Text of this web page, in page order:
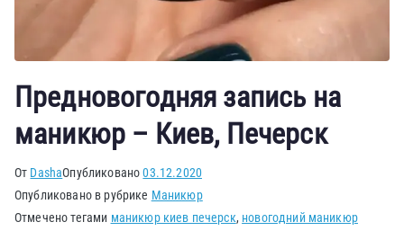
Предновогодняя запись на
маникюр – Киев, Печерск
От DashaОпубликовано03.12.2020
Опубликовано в рубрике Маникюр
Отмечено тегами маникюр киев печерск, новогодний маникюр